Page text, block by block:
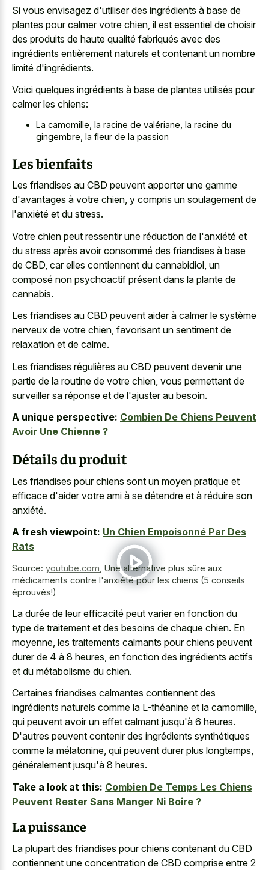
Si vous envisagez d'utiliser des ingrédients à base de
plantes pour calmer votre chien, il est essentiel de choisir
des produits de haute qualité fabriqués avec des
ingrédients entièrement naturels et contenant un nombre
limité d'ingrédients.
Voici quelques ingrédients à base de plantes utilisés pour
calmer les chiens:
La camomille, la racine de valériane, la racine du
gingembre, la fleur de la passion
Les bienfaits
Les friandises au CBD peuvent apporter une gamme
d'avantages à votre chien, y compris un soulagement de
l'anxiété et du stress.
Votre chien peut ressentir une réduction de l'anxiété et
du stress après avoir consommé des friandises à base
de CBD, car elles contiennent du cannabidiol, un
composé non psychoactif présent dans la plante de
cannabis.
Les friandises au CBD peuvent aider à calmer le système
nerveux de votre chien, favorisant un sentiment de
relaxation et de calme.
Les friandises régulières au CBD peuvent devenir une
partie de la routine de votre chien, vous permettant de
surveiller sa réponse et de l'ajuster au besoin.
A unique perspective: Combien De Chiens Peuvent
Avoir Une Chienne ?
Détails du produit
Les friandises pour chiens sont un moyen pratique et
efficace d'aider votre ami à se détendre et à réduire son
anxiété.
A fresh viewpoint: Un Chien Empoisonné Par Des
Rats
Source: youtube.com Une alternative plus sûre aux
médicaments contre l'anxiété pour les chiens (5 conseils
éprouvés!)
La durée de leur efficacité peut varier en fonction du
type de traitement et des besoins de chaque chien. En
moyenne, les traitements calmants pour chiens peuvent
durer de 4 à 8 heures, en fonction des ingrédients actifs
et du métabolisme du chien.
Certaines friandises calmantes contiennent des
ingrédients naturels comme la L-théanine et la camomille,
qui peuvent avoir un effet calmant jusqu'à 6 heures.
D'autres peuvent contenir des ingrédients synthétiques
comme la mélatonine, qui peuvent durer plus longtemps,
généralement jusqu'à 8 heures.
Take a look at this: Combien De Temps Les Chiens
Peuvent Rester Sans Manger Ni Boire ?
La puissance
La plupart des friandises pour chiens contenant du CBD
contiennent une concentration de CBD comprise entre 2